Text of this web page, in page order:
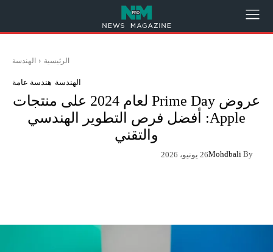
الرئيسية الهندسة
الهندسة هندسة عامة
عروض Prime Day لعام 2024 على منتجات
Apple: أفضل فرص التطوير الهندسي
والتقني
By
Mohdbali26 يونيو، 2026